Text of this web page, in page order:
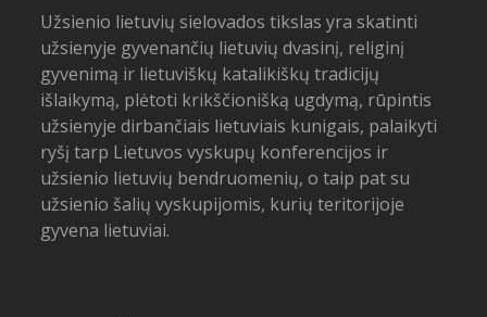
Užsienio lietuvių sielovados tikslas yra skatinti
užsienyje gyvenančių lietuvių dvasinį, religinį
gyvenimą ir lietuviškų katalikiškų tradicijų
išlaikymą, plėtoti krikščionišką ugdymą, rūpintis
užsienyje dirbančiais lietuviais kunigais, palaikyti
ryšį tarp Lietuvos vyskupų konferencijos ir
užsienio lietuvių bendruomenių, o taip pat su
užsienio šalių vyskupijomis, kurių teritorijoje
gyvena lietuviai.